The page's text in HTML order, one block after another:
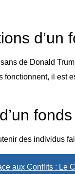
de Donald
il est
des individus
aux Conflits : Le